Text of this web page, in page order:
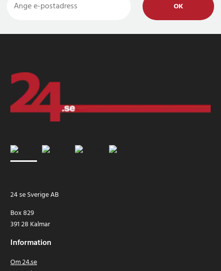
OK
24 se Sverige AB
Box 829
391 28 Kalmar
Information
Om 24.se